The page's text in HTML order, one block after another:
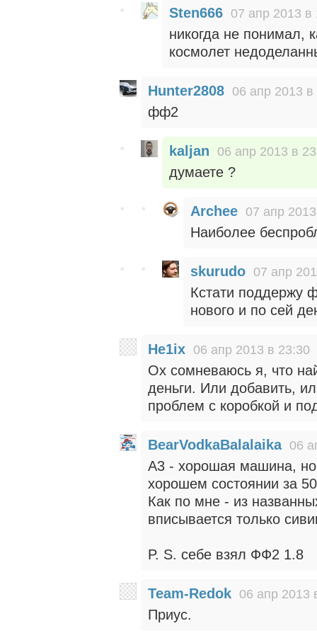
Sten666 07 апр 2013 в
никогда не понимал,
космолет
Hunter2808 06 апр 2013 в
фф2
kaljan 06 апр 2013 в
думаете ?
Archee 07 апр
Наиболее
skurudo 07 апр
Кстати поддержу
нового и по сей
He1ix 06 апр 2013 в 23:30
Ох сомневаюсь я, что
деньги. Или добавить,
проблем с коробкой и
BearVodkaBalalaika 06
А3 - хорошая машина, но
хорошем состоянии за
Как по мне - из
вписывается только
P. S. себе взял ФФ2 1.8
Team-Redok 06 апр 2013
Приус.